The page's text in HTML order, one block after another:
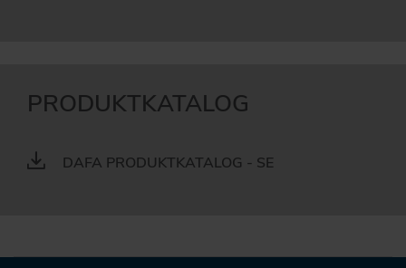
PRODUKTKATALOG
DAFA PRODUKTKATALOG - SE